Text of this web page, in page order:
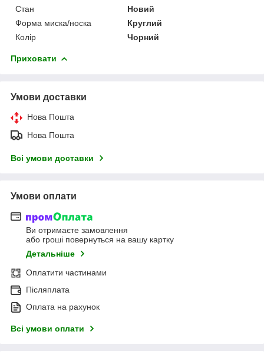
Стан
Новий
Форма миска/носка
Круглий
Колір
Чорний
Приховати
Умови доставки
Нова Пошта
Нова Пошта
Всі умови доставки
Умови оплати
Ви отримаєте замовлення
або гроші повернуться на вашу картку
Детальніше
Оплатити частинами
Післяплата
Оплата на рахунок
Всі умови оплати